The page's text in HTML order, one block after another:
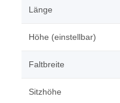
Länge
Höhe (einstellbar)
Faltbreite
Sitzhöhe